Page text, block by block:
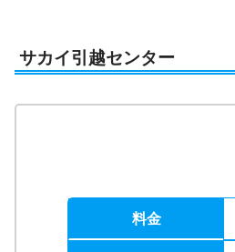
サカイ引越センター
料金